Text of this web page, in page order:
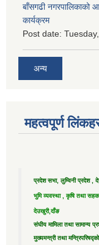
बाँसगढी
कार्यक्रम
Post date:
अन्य
महत्वपूर्ण
प्रदेश सभा, लुम्विनी प्रदेश ,
भुमि व्यवस्था , कृषि तथा
देउखुरी,दाँङ
संघीय मामिला तथा सामान्य
मुख्यमन्त्री तथा